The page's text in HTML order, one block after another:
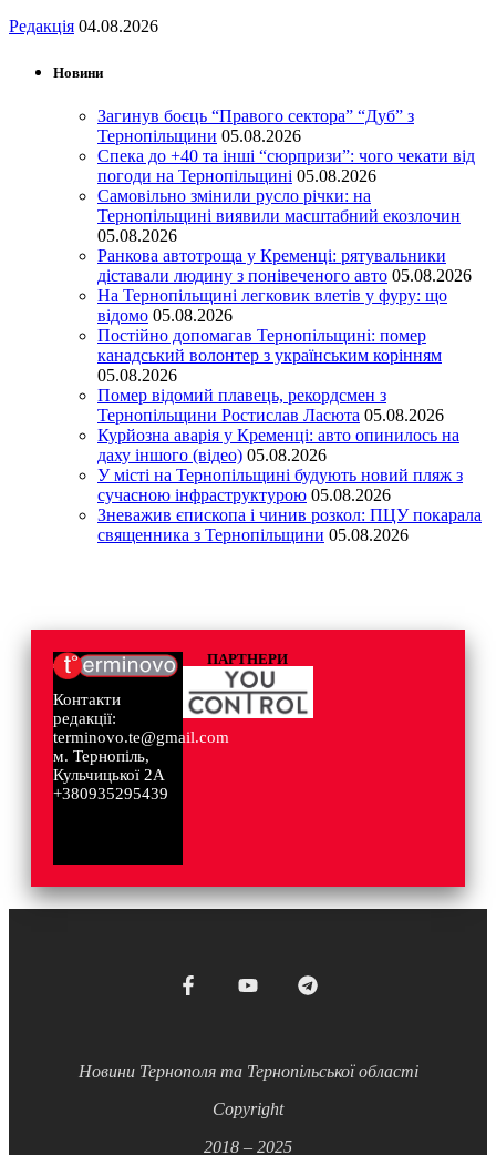
Редакція 04.08.2026
Новини
Загинув боєць “Правого сектора” “Дуб” з
Тернопільщини 05.08.2026
Спека до +40 та інші “сюрпризи”: чого чекати від
погоди на Тернопільщині 05.08.2026
Самовільно змінили русло річки: на
Тернопільщині виявили масштабний екозлочин
05.08.2026
Ранкова автотроща у Кременці: рятувальники
діставали людину з понівеченого авто 05.08.2026
На Тернопільщині легковик влетів у фуру: що
відомо 05.08.2026
Постійно допомагав Тернопільщині: помер
канадський волонтер з українським корінням
05.08.2026
Помер відомий плавець, рекордсмен з
Тернопільщини Ростислав Ласюта 05.08.2026
Курйозна аварія у Кременці: авто опинилось на
даху іншого (відео) 05.08.2026
У місті на Тернопільщині будують новий пляж з
сучасною інфраструктурою 05.08.2026
Зневажив єпископа і чинив розкол: ПЦУ покарала
священника з Тернопільщини 05.08.2026
Контакти
редакції:
terminovo.te@gmail.com
м. Тернопіль,
Кульчицької 2А
+380935295439
ПАРТНЕРИ
Новини Тернополя та Тернопільської області
Copyright
2018 – 2025